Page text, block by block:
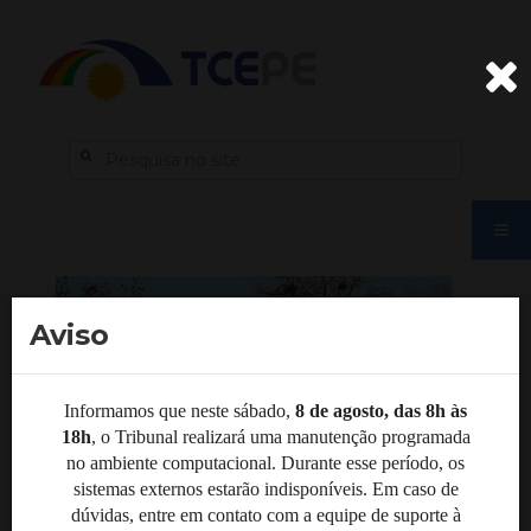
Aviso
Informamos que neste sábado, 8 de agosto, das 8h às
18h, o Tribunal realizará uma manutenção programada
no ambiente computacional. Durante esse período, os
sistemas externos estarão indisponíveis. Em caso de
dúvidas, entre em contato com a equipe de suporte à